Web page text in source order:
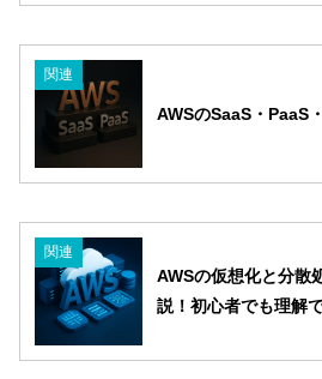
関連
AWSのSaaS・PaaS
関連
AWSの仮想化と分散
説！初心者でも理解